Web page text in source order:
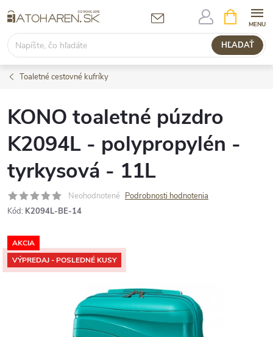
na
obsah
HĽADAŤ
KOŠÍK
Toaletné cestovné kufríky
KONO toaletné púzdro
K2094L - polypropylén -
tyrkysová - 11L
Neohodnotené Podrobnosti hodnotenia
Kód: K2094L-BE-14
AKCIA
VÝPREDAJ - POSLEDNÉ KUSY